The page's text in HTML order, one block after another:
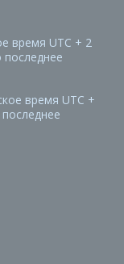
время UTC + 2
последнее
время UTC +